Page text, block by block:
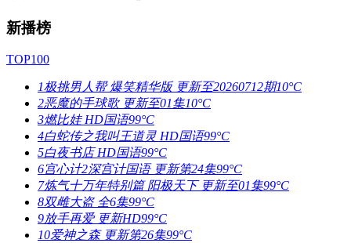
新播榜
TOP100
1极挑男人帮 爆笑精华版 更新至20260712期10°C
2恶魔的手球歌 更新至01集10°C
3燃比娃 HD国语99°C
4白蛇传之我叫王道灵 HD国语99°C
5白夜书店 HD国语99°C
6宫心计2深宫计国语 更新第24集99°C
7炼气十万年特别篇 阳极天下 更新至01集99°C
8双雌大盗 全6集99°C
9放手再爱 更新HD99°C
10爱神之森 更新第26集99°C